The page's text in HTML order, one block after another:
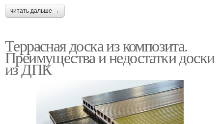
читать дальше →
Террасная доска из композита.
Преимущества и недостатки доски
из ДПК